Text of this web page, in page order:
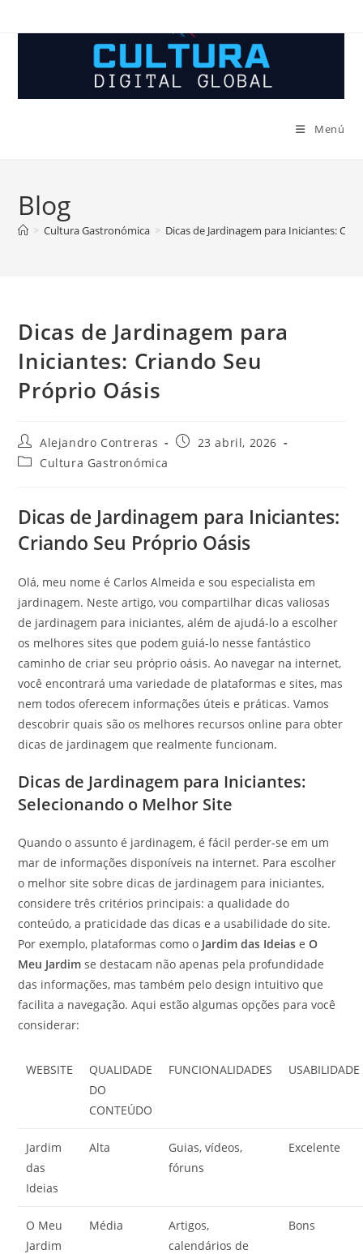
Menú
Blog
> Cultura Gastronómica > Dicas de Jardinagem para Iniciantes:
Dicas de Jardinagem para
Iniciantes: Criando Seu
Próprio Oásis
Autor
de
la
Alejandro Contreras
Entrada23 abril, 2026
Categoría
entrada:
Cultura Gastronómica
Dicas de Jardinagem para Iniciantes:
Criando Seu Próprio Oásis
Olá, meu nome é Carlos Almeida e sou especialista em
jardinagem. Neste artigo, vou compartilhar dicas valiosas
de jardinagem para iniciantes, além de ajudá-lo a escolher
os melhores sites que podem guiá-lo nesse fantástico
caminho de criar seu próprio oásis. Ao navegar na internet,
você encontrará uma variedade de plataformas e sites, mas
nem todos oferecem informações úteis e práticas. Vamos
descobrir quais são os melhores recursos online para obter
dicas de jardinagem que realmente funcionam.
Dicas de Jardinagem para Iniciantes:
Selecionando o Melhor Site
Quando o assunto é jardinagem, é fácil perder-se em um
mar de informações disponíveis na internet. Para escolher
o melhor site sobre dicas de jardinagem para iniciantes,
considere três critérios principais: a qualidade do
conteúdo, a praticidade das dicas e a usabilidade do site.
Por exemplo, plataformas como o Jardim das Ideias eO
Meu Jardim se destacam não apenas pela profundidade
das informações, mas também pelo design intuitivo que
facilita a navegação. Aqui estão algumas opções para você
considerar:
WEBSITE
QUALIDADE
DO
CONTEÚDO
FUNCIONALIDADES USABILIDADE
Jardim
das
Ideias
Alta
Guias, vídeos,
fóruns
Excelente
O Meu
Jardim
Média
Artigos,
calendários de
Bons